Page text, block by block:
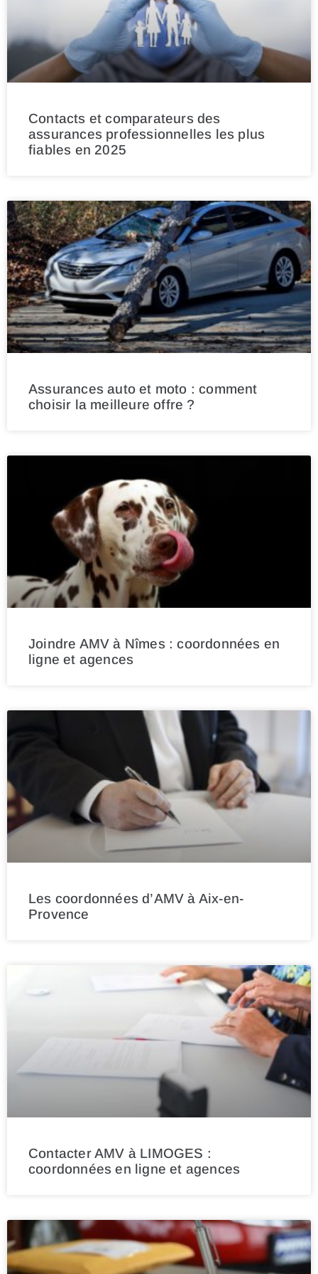
Contacts et comparateurs des
assurances professionnelles les plus
fiables en 2025
Assurances auto et moto : comment
choisir la meilleure offre ?
Joindre AMV à Nîmes : coordonnées en
ligne et agences
Les coordonnées d’AMV à Aix-en-
Provence
Contacter AMV à LIMOGES :
coordonnées en ligne et agences